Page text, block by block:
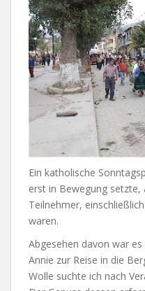
Ein katholische
erst in Bewegung setzte,
Teilnehmer,
waren.
Abgesehen davon war
Annie zur Reise in die
Wolle suchte ich nach